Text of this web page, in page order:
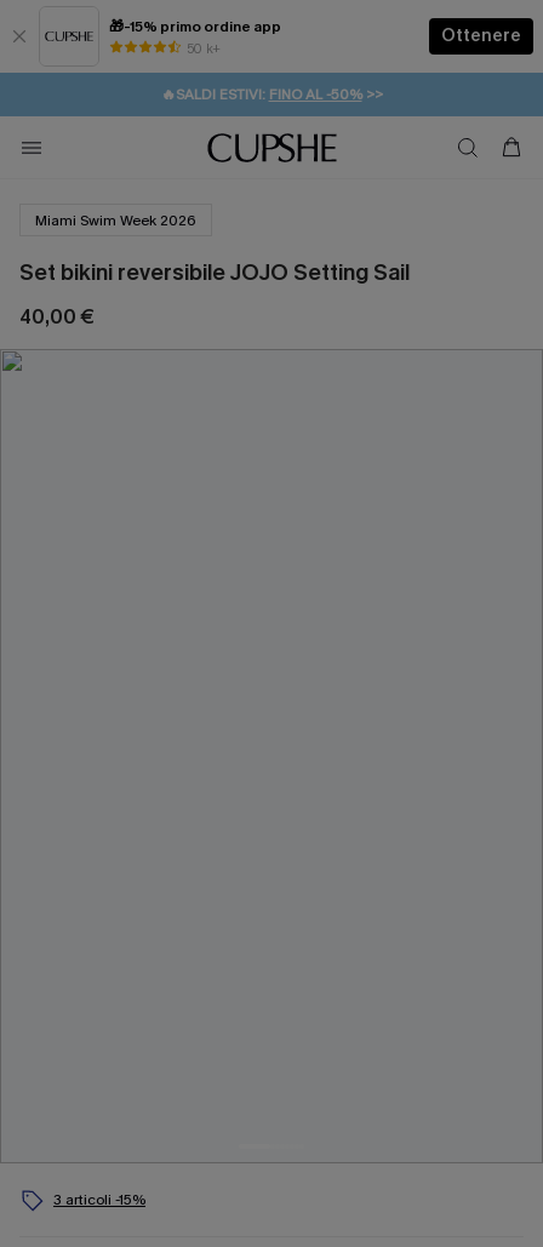
🎁-15% primo ordine app
50 k+
Ottenere
⚡️-15% SUGLI ESSENZIALI DA VACANZA | ACQUISTA
🔥SALDI ESTIVI: FINO AL -50%>>
🚚SPEDIZIONE GRATUITA DA 49€
💌REGALO PER I NUOVI: 20% DI SCONTO*
Miami Swim Week 2026
Set bikini reversibile JOJO Setting Sail
40,00 €
3 articoli -15%